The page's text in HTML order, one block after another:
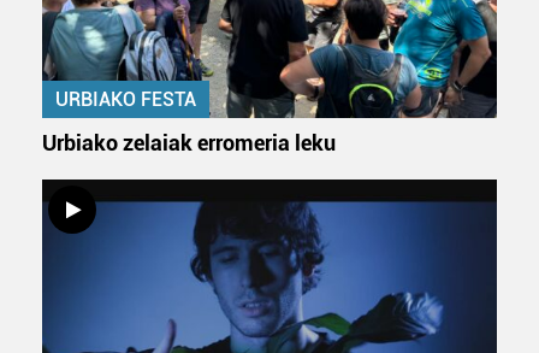
URBIAKO FESTA
Urbiako zelaiak erromeria leku